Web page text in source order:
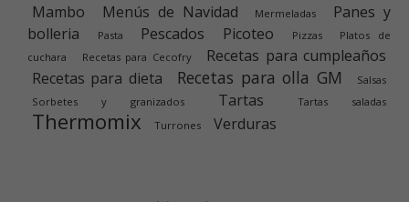
Mambo Menús de Navidad Mermeladas
Panes y
bolleria
Pasta Pescados Picoteo Pizzas
Platos de
cuchara
Recetas para Cecofry
Recetas para cumpleaños
Recetas para dieta
Recetas para olla GM
Salsas
Sorbetes y granizados
Tartas Tartas saladas
Thermomix Turrones Verduras